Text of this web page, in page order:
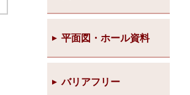
平面図・ホール資料
バリアフリー